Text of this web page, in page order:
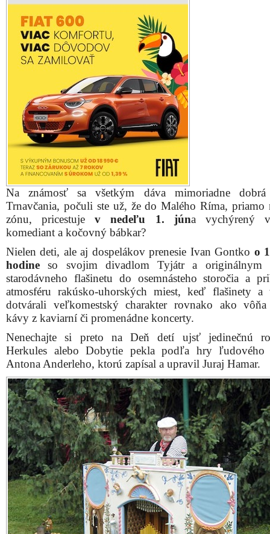
Na známosť sa všetkým dáva mimoriadne dobrá
Trnavčania, počuli ste už, že do Malého Ríma, priamo
zónu, pricestujev nedeľu 1. júna vychýrený
komediant a kočovný bábkar?
Nielen deti, ale aj dospelákov prenesie Ivan Gontko o
hodine so svojim divadlom Tyjátr a originálnym
starodávneho flašinetu do osemnásteho storočia a
atmosféru rakúsko-uhorských miest, keď flašinety a
dotvárali veľkomestský charakter rovnako ako vôňa
kávy z kaviarní či promenádne koncerty.
Nenechajte si preto na Deň detí ujsť jedinečnú
Herkules alebo Dobytie pekla podľa hry ľudového
Antona Anderleho, ktorú zapísal a upravil Juraj Hamar.